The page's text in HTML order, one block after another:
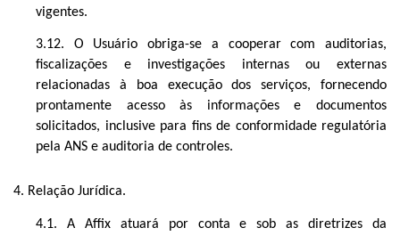
vigentes.
3.12. O Usuário obriga-se a cooperar com auditorias,
fiscalizações e investigações internas ou externas
relacionadas à boa execução dos serviços, fornecendo
prontamente acesso às informações e documentos
solicitados, inclusive para fins de conformidade regulatória
pela ANS e auditoria de controles.
4. Relação Jurídica.
4.1. A Affix atuará por conta e sob as diretrizes da